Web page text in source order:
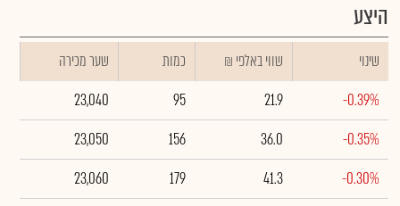
היצע
שינוי ₪ שווי באלפי כמות
שער מכירה
-0.39%
21.9
95
23,040
-0.35%
36.0
156
23,050
-0.30%
41.3
179
23,060